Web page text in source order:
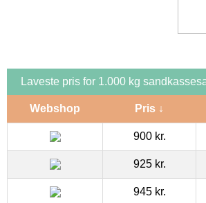
Laveste pris for 1.000 kg
Webshop Pris ↓
900 kr.
925 kr.
945 kr.